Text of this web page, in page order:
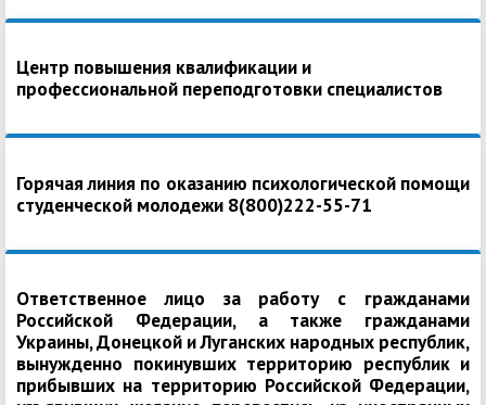
Центр повышения квалификации и
профессиональной переподготовки специалистов
Горячая линия по оказанию психологической помощи
студенческой молодежи 8(800)222-55-71
Ответственное лицо за работу с гражданами
Российской Федерации, а также гражданами
Украины, Донецкой и Луганских народных республик,
вынужденно покинувших территорию республик и
прибывших на территорию Российской Федерации,